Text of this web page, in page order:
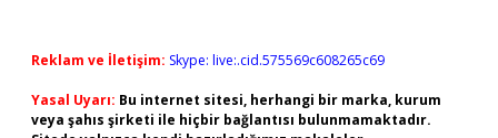
Reklam ve İletişim: Skype: live:.cid.575569c608265c69
Yasal Uyarı: Bu internet sitesi, herhangi bir marka, kurum
veya şahıs şirketi ile hiçbir bağlantısı bulunmamaktadır.